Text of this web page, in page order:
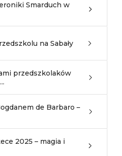
Smarduch w
na Sabały
przedszkolaków
de Barbaro –
2025 – magia i